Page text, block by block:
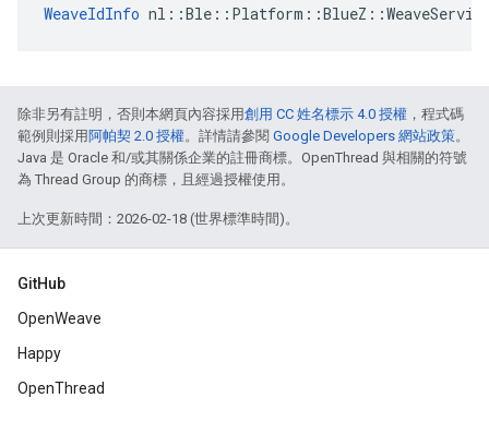
WeaveIdInfo
除非另有註明，否則本網頁內容採用創用 CC 姓名標示 4.0 授權 ，程式碼
範例則採用 阿帕契 2.0 授權。詳情請參閱 Google Developers 網站政策。
Java 是 Oracle 和/或其關係企業的註冊商標。OpenThread 與相關的符號
為 Thread Group 的商標，且經過授權使用。
上次更新時間：2026-02-18 (世界標準時間)。
GitHub
OpenWeave
Happy
OpenThread